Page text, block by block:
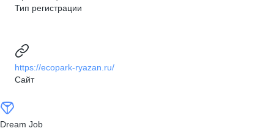
Тип регистрации
https://ecopark-ryazan.ru/
Сайт
Dream Job